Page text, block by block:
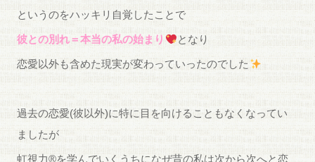
というのをハッキリ自覚したことで
彼との別れ＝本当の私の始まり となり
恋愛以外も含めた現実が変わっていったのでした
過去の恋愛(彼以外)に特に目を向けることもなくなってい
ましたが
虹視力®︎を学んでいくうちになぜ昔の私は次から次へと恋